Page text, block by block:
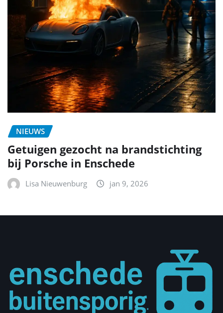
NIEUWS
Getuigen gezocht na brandstichting
bij Porsche in Enschede
Lisa Nieuwenburg jan 9, 2026